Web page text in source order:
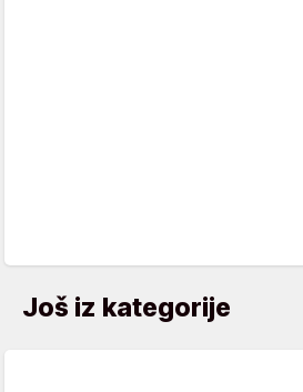
Još iz kategorije